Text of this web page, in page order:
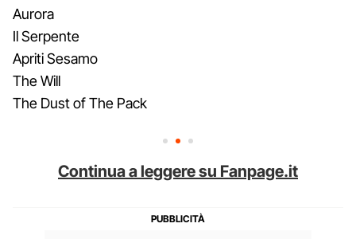
Aurora
Il Serpente
Apriti Sesamo
The Will
The Dust of The Pack
Continua a leggere su Fanpage.it